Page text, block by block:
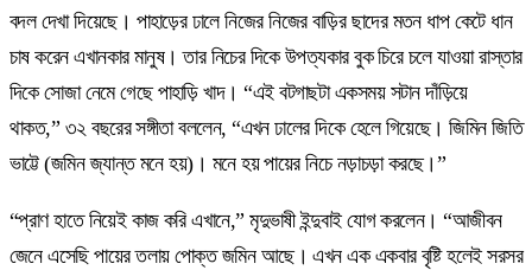
বদল দেখা দিয়েছে। পাহাড়ের ঢালে নিজের নিজের বাড়ির ছাদের মতন ধাপ কেটে ধান
চাষ করেন এখানকার মানুষ। তার নিচের দিকে উপত্যকার বুক চিরে চলে যাওয়া রাস্তার
দিকে সোজা নেমে গেছে পাহাড়ি খাদ। “এই বটগাছটা একসময় সটান দাঁড়িয়ে
থাকত,” ৩২ বছরের সঙ্গীতা বললেন, “এখন ঢালের দিকে হেলে গিয়েছে। জিমিন জিতি
ভাট্টে (জমিন জ্যান্ত মনে হয়)। মনে হয় পায়ের নিচে নড়াচড়া করছে।”
“প্রাণ হাতে নিয়েই কাজ করি এখানে,” মৃদুভাষী ইন্দুবাই যোগ করলেন। “আজীবন
জেনে এসেছি পায়ের তলায় পোক্ত জমিন আছে। এখন এক একবার বৃষ্টি হলেই সরসর